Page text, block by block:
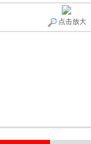
点击放大